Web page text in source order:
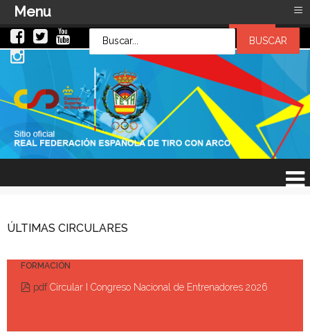
ÚLTIMAS CIRCULARES
FORMACIÓN
pdf Circular I Congreso Nacional de Entrenadores 2026
LOG IN
Contraseña
Recuérdeme
Menu ≡